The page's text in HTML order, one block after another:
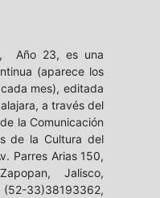
, Año 23, es una
(aparece los
mes), editada
a través del
la Comunicación
de la Cultura del
Parres Arias 150,
Jalisco,
33)38193362,